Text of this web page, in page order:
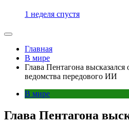
1 неделя спустя
Главная
В мире
Глава Пентагона
ведомства передового ИИ
В мире
Глава Пентагона